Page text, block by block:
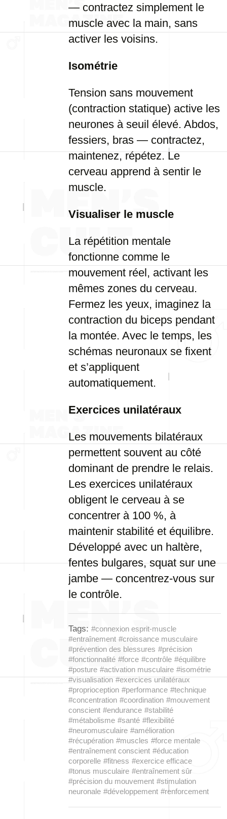
— contractez simplement le
muscle avec la main, sans
activer les voisins.
Isométrie
Tension sans mouvement
(contraction statique) active les
neurones à seuil élevé. Abdos,
fessiers, bras — contractez,
maintenez, répétez. Le
cerveau apprend à sentir le
muscle.
Visualiser le muscle
La répétition mentale
fonctionne comme le
mouvement réel, activant les
mêmes zones du cerveau.
Fermez les yeux, imaginez la
contraction du biceps pendant
la montée. Avec le temps, les
schémas neuronaux se fixent
et s’appliquent
automatiquement.
Exercices unilatéraux
Les mouvements bilatéraux
permettent souvent au côté
dominant de prendre le relais.
Les exercices unilatéraux
obligent le cerveau à se
concentrer à 100 %, à
maintenir stabilité et équilibre.
Développé avec un haltère,
fentes bulgares, squat sur une
jambe — concentrez-vous sur
le contrôle.
Tags: #connexion esprit-muscle
#entraînement #croissance musculaire
#prévention des blessures #précision
#fonctionnalité #force #contrôle #équilibre
#posture #activation musculaire #isométrie
#visualisation #exercices unilatéraux
#proprioception #performance #technique
#concentration #coordination #mouvement
conscient #endurance #stabilité
#métabolisme #santé #flexibilité
#neuromusculaire #amélioration
#récupération #muscles #force mentale
#entraînement conscient #éducation
corporelle #fitness #exercice efficace
#tonus musculaire #entraînement sûr
#précision du mouvement #stimulation
neuronale #développement #renforcement